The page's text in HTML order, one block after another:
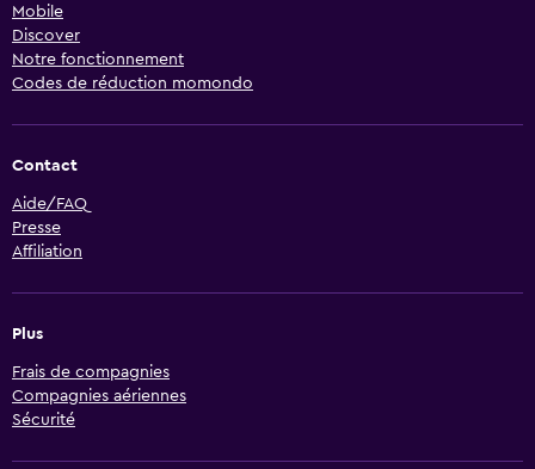
Mobile
Discover
Notre fonctionnement
Codes de réduction momondo
Contact
Aide/FAQ
Presse
Affiliation
Plus
Frais de compagnies
Compagnies aériennes
Sécurité